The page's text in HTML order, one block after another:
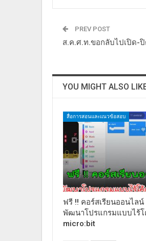
PREV POST
ส.ค.ศ.ท.ขอกลับไปเปิด-
YOU MIGHT ALSO
สื่อการสอนและแนวข้อสอบ
ฟรี !! คอร์สเรียนออนไลน์
พัฒนาโปรแกรมแบบไร้
micro:bit